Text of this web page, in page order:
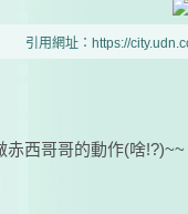
引用網址：https://
赤西哥哥的動作(啥!?)~~